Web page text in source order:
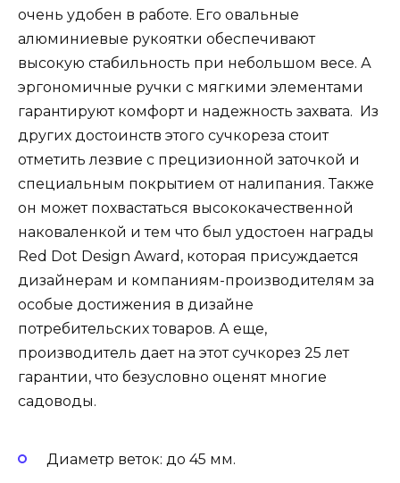
очень удобен в работе. Его овальные
алюминиевые рукоятки обеспечивают
высокую стабильность при небольшом весе. А
эргономичные ручки с мягкими элементами
гарантируют комфорт и надежность захвата. Из
других достоинств этого сучкореза стоит
отметить лезвие с прецизионной заточкой и
специальным покрытием от налипания. Также
он может похвастаться высококачественной
наковаленкой и тем что был удостоен награды
Red Dot Design Award, которая присуждается
дизайнерам и компаниям-производителям за
особые достижения в дизайне
потребительских товаров. А еще,
производитель дает на этот сучкорез 25 лет
гарантии, что безусловно оценят многие
садоводы.
Диаметр веток: до 45 мм.